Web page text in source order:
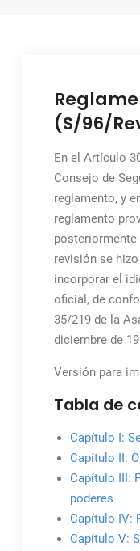
(S/96/
En el Artículo
Consejo de
reglamento, y
reglamento
revisión se
incorporar el
oficial, de
35/219 de la
diciembre de
Versión para
Tabla de
Capítulo I:
Capítulo II:
Capítulo III:
poderes
Capítulo IV:
Capítulo V: